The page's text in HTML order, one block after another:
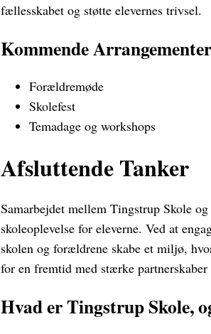
fællesskabet og støtte elevernes trivsel.
Kommende Arrangementer
Forældremøde
Skolefest
Temadage og workshops
Afsluttende Tanker
Samarbejdet mellem Tingstrup Skole
skoleoplevelse for eleverne. Ved at
skolen og forældrene skabe et miljø,
for en fremtid med stærke
Hvad er Tingstrup Skole,